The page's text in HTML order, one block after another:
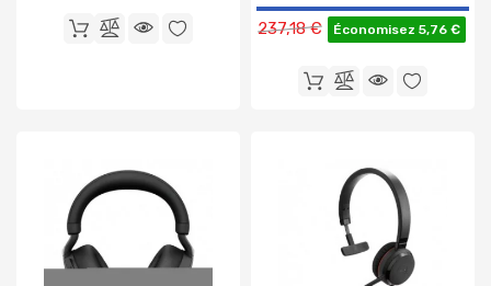
Prix de base
237,18 € Économisez 5,76 €